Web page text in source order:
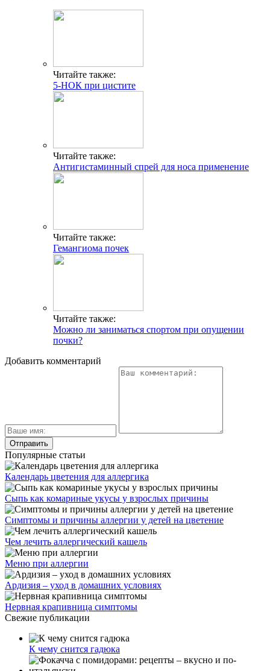
Читайте также:
5-НОК при цистите
Читайте также:
Антигистаминный спрей для носа применение
Читайте также:
Гемангиома почек
Читайте также:
Можно ли заниматься спортом при опущении
почки?
Добавить комментарий
Популярные статьи
Календарь цветения для аллергика
Сыпь как комариные укусы у взрослых причины
Симптомы и причины аллергии у детей на цветение
Чем лечить аллергический кашель
Меню при аллергии
Ардизия – уход в домашних условиях
Нервная крапивница симптомы
Свежие публикации
К чему снится гадюка